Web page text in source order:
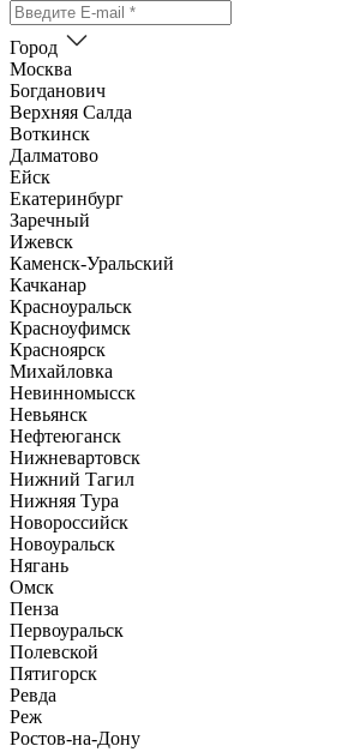
Город
Москва
Богданович
Верхняя Салда
Воткинск
Далматово
Ейск
Екатеринбург
Заречный
Ижевск
Каменск-Уральский
Качканар
Красноуральск
Красноуфимск
Красноярск
Михайловка
Невинномысск
Невьянск
Нефтеюганск
Нижневартовск
Нижний Тагил
Нижняя Тура
Новороссийск
Новоуральск
Нягань
Омск
Пенза
Первоуральск
Полевской
Пятигорск
Ревда
Реж
Ростов-на-Дону